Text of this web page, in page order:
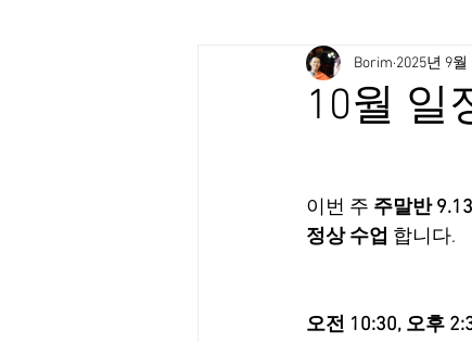
선무도총본산골굴사 시명
10월 일
Borim 2025년 9월
이번 주 주말반
정상 수업 합니다.
오전 10:30, 오후